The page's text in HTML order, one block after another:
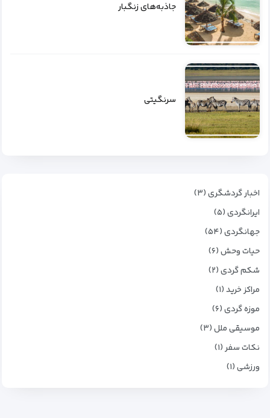
جاذبه‌های زنگبار
سرنگیتی
اخبار گردشگری (۳)
ایرانگردی (۵)
جهانگردی (۵۴)
حیات وحش (۶)
شکم گردی (۲)
مراکز خرید (۱)
موزه گردی (۶)
موسیقی ملل (۳)
نکات سفر (۱)
ورزشی (۱)